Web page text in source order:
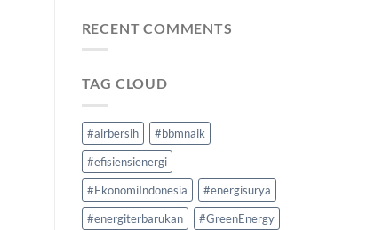
RECENT COMMENTS
TAG CLOUD
#airbersih
#bbmnaik
#efisiensienergi
#EkonomiIndonesia
#energisurya
#energiterbarukan
#GreenEnergy